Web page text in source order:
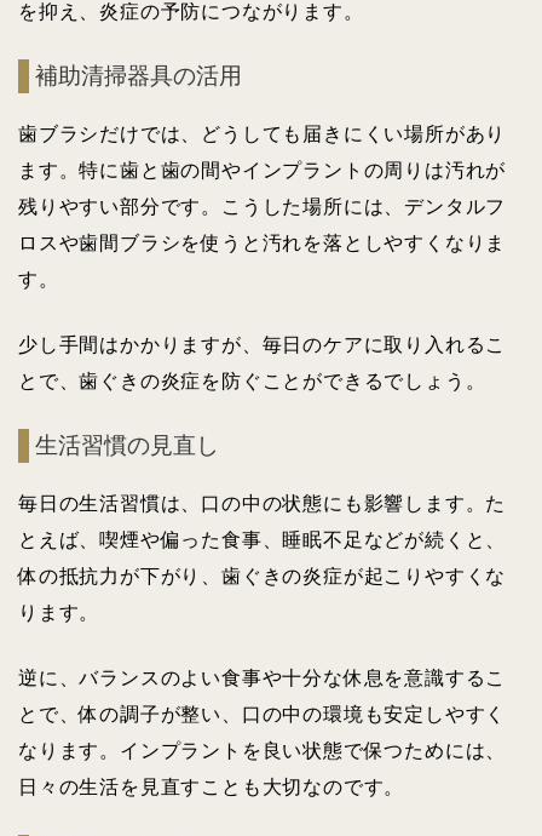
を抑え、炎症の予防につながります。
補助清掃器具の活用
歯ブラシだけでは、どうしても届きにくい場所があり
ます。特に歯と歯の間やインプラントの周りは汚れが
残りやすい部分です。こうした場所には、デンタルフ
ロスや歯間ブラシを使うと汚れを落としやすくなりま
す。
少し手間はかかりますが、毎日のケアに取り入れるこ
とで、歯ぐきの炎症を防ぐことができるでしょう。
生活習慣の見直し
毎日の生活習慣は、口の中の状態にも影響します。た
とえば、喫煙や偏った食事、睡眠不足などが続くと、
体の抵抗力が下がり、歯ぐきの炎症が起こりやすくな
ります。
逆に、バランスのよい食事や十分な休息を意識するこ
とで、体の調子が整い、口の中の環境も安定しやすく
なります。インプラントを良い状態で保つためには、
日々の生活を見直すことも大切なのです。